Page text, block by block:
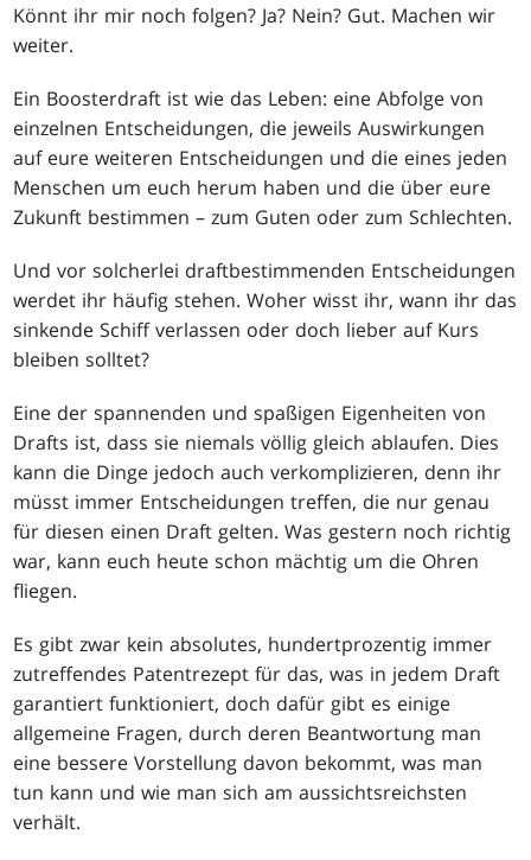
Könnt ihr mir noch folgen? Ja? Nein? Gut. Machen wir
weiter.
Ein Boosterdraft ist wie das Leben: eine Abfolge von
einzelnen Entscheidungen, die jeweils Auswirkungen
auf eure weiteren Entscheidungen und die eines jeden
Menschen um euch herum haben und die über eure
Zukunft bestimmen – zum Guten oder zum Schlechten.
Und vor solcherlei draftbestimmenden Entscheidungen
werdet ihr häufig stehen. Woher wisst ihr, wann ihr das
sinkende Schiff verlassen oder doch lieber auf Kurs
bleiben solltet?
Eine der spannenden und spaßigen Eigenheiten von
Drafts ist, dass sie niemals völlig gleich ablaufen. Dies
kann die Dinge jedoch auch verkomplizieren, denn ihr
müsst immer Entscheidungen treffen, die nur genau
für diesen einen Draft gelten. Was gestern noch richtig
war, kann euch heute schon mächtig um die Ohren
fliegen.
Es gibt zwar kein absolutes, hundertprozentig immer
zutreffendes Patentrezept für das, was in jedem Draft
garantiert funktioniert, doch dafür gibt es einige
allgemeine Fragen, durch deren Beantwortung man
eine bessere Vorstellung davon bekommt, was man
tun kann und wie man sich am aussichtsreichsten
verhält.